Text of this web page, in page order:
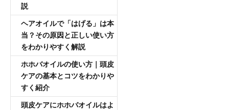
説
ヘアオイルで「はげる」は本
当？その原因と正しい使い方
をわかりやすく解説
ホホバオイルの使い方｜頭皮
ケアの基本とコツをわかりや
すく紹介
頭皮ケアにホホバオイルはよ